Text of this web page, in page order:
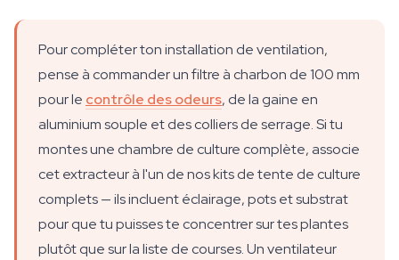
Pour compléter ton installation de ventilation,
pense à commander un filtre à charbon de 100 mm
pour le contrôle des odeurs, de la gaine en
aluminium souple et des colliers de serrage. Si tu
montes une chambre de culture complète, associe
cet extracteur à l'un de nos kits de tente de culture
complets — ils incluent éclairage, pots et substrat
pour que tu puisses te concentrer sur tes plantes
plutôt que sur la liste de courses. Un ventilateur